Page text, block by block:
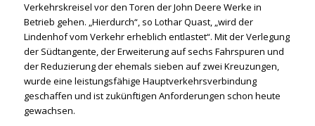
Verkehrskreisel vor den Toren der John Deere Werke in
Betrieb gehen. „Hierdurch“, so Lothar Quast, „wird der
Lindenhof vom Verkehr erheblich entlastet“. Mit der Verlegung
der Südtangente, der Erweiterung auf sechs Fahrspuren und
der Reduzierung der ehemals sieben auf zwei Kreuzungen,
wurde eine leistungsfähige Hauptverkehrsverbindung
geschaffen und ist zukünftigen Anforderungen schon heute
gewachsen.